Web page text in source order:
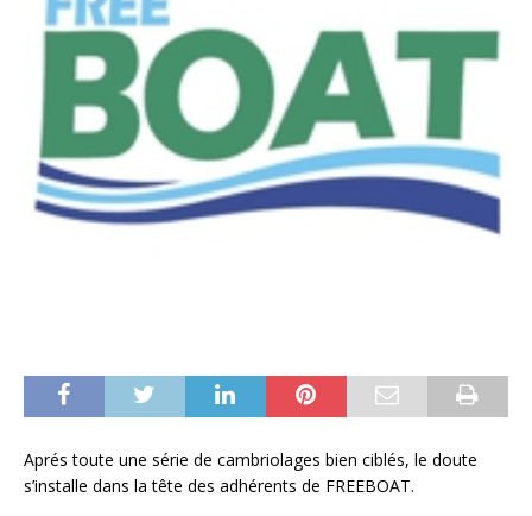
Aprés toute une série de cambriolages bien ciblés, le doute
s’installe dans la tête des adhérents de FREEBOAT.